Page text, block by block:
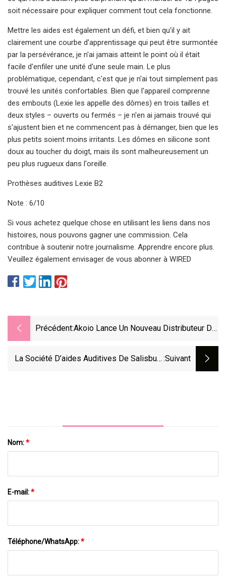
soit nécessaire pour expliquer comment tout cela fonctionne.
Mettre les aides est également un défi, et bien qu'il y ait
clairement une courbe d'apprentissage qui peut être surmontée
par la persévérance, je n'ai jamais atteint le point où il était
facile d'enfiler une unité d'une seule main. Le plus
problématique, cependant, c'est que je n'ai tout simplement pas
trouvé les unités confortables. Bien que l'appareil comprenne
des embouts (Lexie les appelle des dômes) en trois tailles et
deux styles – ouverts ou fermés – je n'en ai jamais trouvé qui
s'ajustent bien et ne commencent pas à démanger, bien que les
plus petits soient moins irritants. Les dômes en silicone sont
doux au toucher du doigt, mais ils sont malheureusement un
peu plus rugueux dans l'oreille.
Prothèses auditives Lexie B2
Note : 6/10
Si vous achetez quelque chose en utilisant les liens dans nos
histoires, nous pouvons gagner une commission. Cela
contribue à soutenir notre journalisme. Apprendre encore plus.
Veuillez également envisager de vous abonner à WIRED
Précédent:Akoio Lance Un Nouveau Distributeur De
La Société D’aides Auditives De Salisbury :suivant
Nom:*
E-mail:*
Téléphone/WhatsApp:*